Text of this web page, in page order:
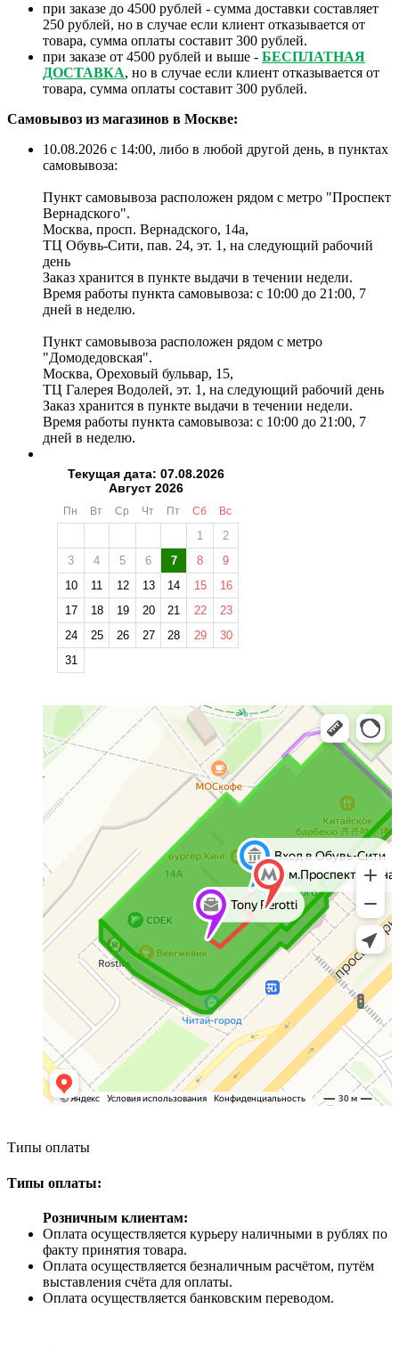
при заказе до 4500 рублей - сумма доставки составляет
250 рублей, но в случае если клиент отказывается от
товара, сумма оплаты составит 300 рублей.
при заказе от 4500 рублей и выше - БЕСПЛАТНАЯ
ДОСТАВКА, но в случае если клиент отказывается от
товара, сумма оплаты составит 300 рублей.
Самовывоз из магазинов в Москве:
10.08.2026 с 14:00, либо в любой другой день, в пунктах
самовывоза:
Пункт самовывоза расположен рядом с метро "Проспект
Вернадского".
Москва, просп. Вернадского, 14а,
ТЦ Обувь-Сити, пав. 24, эт. 1, на следующий рабочий
день
Заказ хранится в пункте выдачи в течении недели.
Время работы пункта самовывоза: с 10:00 до 21:00, 7
дней в неделю.
Пункт самовывоза расположен рядом с метро
"Домодедовская".
Москва, Ореховый бульвар, 15,
ТЦ Галерея Водолей, эт. 1, на следующий рабочий день
Заказ хранится в пункте выдачи в течении недели.
Время работы пункта самовывоза: с 10:00 до 21:00, 7
дней в неделю.
Текущая дата: 07.08.2026
Август 2026
Пн Вт Ср Чт Пт Сб Вс
1
2
3
4 5 6 7 8
9
10
11 12 13 14 15
16
17
18 19 20 21 22
23
24
25 26 27 28 29
30
31
Типы оплаты
Типы оплаты:
Розничным клиентам:
Оплата осуществляется курьеру наличными в рублях по
факту принятия товара.
Оплата осуществляется безналичным расчётом, путём
выставления счёта для оплаты.
Оплата осуществляется банковским переводом.